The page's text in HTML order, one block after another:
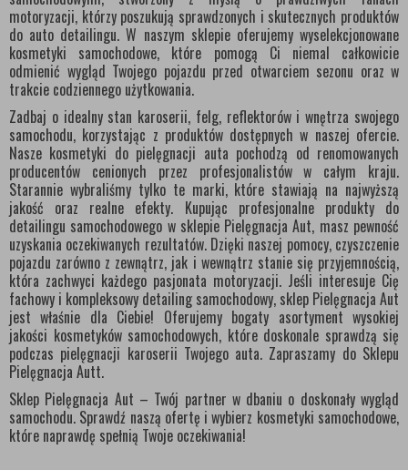
motoryzacji, którzy poszukują sprawdzonych i skutecznych produktów
do auto detailingu. W naszym sklepie oferujemy wyselekcjonowane
kosmetyki samochodowe, które pomogą Ci niemal całkowicie
odmienić wygląd Twojego pojazdu przed otwarciem sezonu oraz w
trakcie codziennego użytkowania.
Zadbaj o idealny stan karoserii, felg, reflektorów i wnętrza swojego
samochodu, korzystając z produktów dostępnych w naszej ofercie.
Nasze kosmetyki do pielęgnacji auta pochodzą od renomowanych
producentów cenionych przez profesjonalistów w całym kraju.
Starannie wybraliśmy tylko te marki, które stawiają na najwyższą
jakość oraz realne efekty. Kupując profesjonalne produkty do
detailingu samochodowego w sklepie Pielęgnacja Aut, masz pewność
uzyskania oczekiwanych rezultatów. Dzięki naszej pomocy, czyszczenie
pojazdu zarówno z zewnątrz, jak i wewnątrz stanie się przyjemnością,
która zachwyci każdego pasjonata motoryzacji. Jeśli interesuje Cię
fachowy i kompleksowy detailing samochodowy, sklep Pielęgnacja Aut
jest właśnie dla Ciebie! Oferujemy bogaty asortyment wysokiej
jakości kosmetyków samochodowych, które doskonale sprawdzą się
podczas pielęgnacji karoserii Twojego auta. Zapraszamy do Sklepu
Pielęgnacja Autt.
Sklep Pielęgnacja Aut – Twój partner w dbaniu o doskonały wygląd
samochodu. Sprawdź naszą ofertę i wybierz kosmetyki samochodowe,
które naprawdę spełnią Twoje oczekiwania!